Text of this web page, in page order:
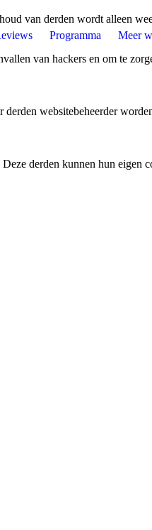
Programma Meer
van derden wordt alleen
van hackers en om te
websitebeheerder
derden kunnen hun eigen